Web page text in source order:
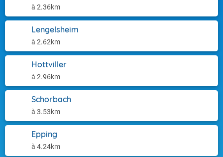
à 2.36km
Lengelsheim
à 2.62km
Hottviller
à 2.96km
Schorbach
à 3.53km
Epping
à 4.24km